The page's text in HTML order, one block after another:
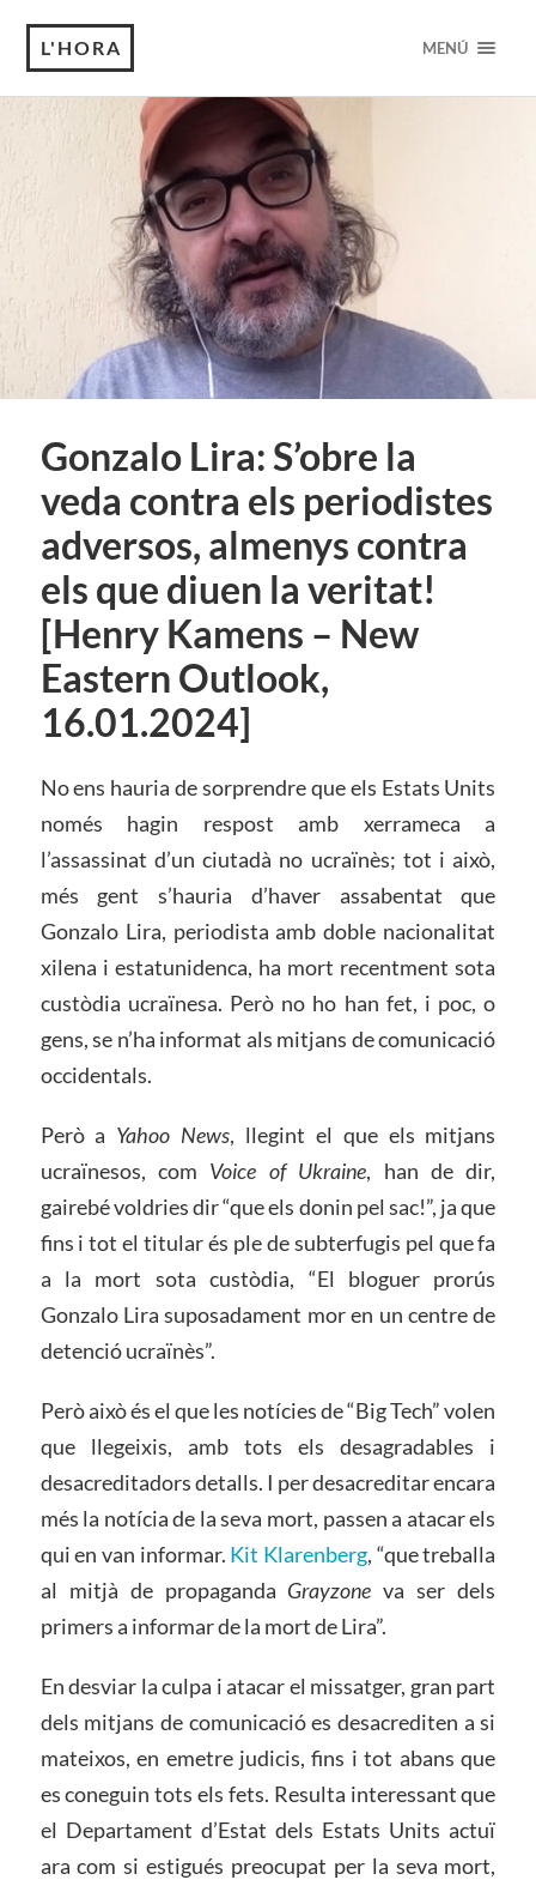
L'HORA MENÚ
Gonzalo Lira: S’obre la
veda contra els periodistes
adversos, almenys contra
els que diuen la veritat!
[Henry Kamens – New
Eastern Outlook,
16.01.2024]
No ens hauria de sorprendre que els Estats Units
només hagin respost amb xerrameca a
l’assassinat d’un ciutadà no ucraïnès; tot i això,
més gent s’hauria d’haver assabentat que
Gonzalo Lira, periodista amb doble nacionalitat
xilena i estatunidenca, ha mort recentment sota
custòdia ucraïnesa. Però no ho han fet, i poc, o
gens, se n’ha informat als mitjans de comunicació
occidentals.
Però a Yahoo News, llegint el que els mitjans
ucraïnesos, com Voice of Ukraine, han de dir,
gairebé voldries dir “que els donin pel sac!”, ja que
fins i tot el titular és ple de subterfugis pel que fa
a la mort sota custòdia, “El bloguer prorús
Gonzalo Lira suposadament mor en un centre de
detenció ucraïnès”.
Però això és el que les notícies de “Big Tech” volen
que llegeixis, amb tots els desagradables i
desacreditadors detalls. I per desacreditar encara
més la notícia de la seva mort, passen a atacar els
qui en van informar. Kit Klarenberg, “que treballa
al mitjà de propaganda Grayzone va ser dels
primers a informar de la mort de Lira”.
En desviar la culpa i atacar el missatger, gran part
dels mitjans de comunicació es desacrediten a si
mateixos, en emetre judicis, fins i tot abans que
es coneguin tots els fets. Resulta interessant que
el Departament d’Estat dels Estats Units actuï
ara com si estigués preocupat per la seva mort,